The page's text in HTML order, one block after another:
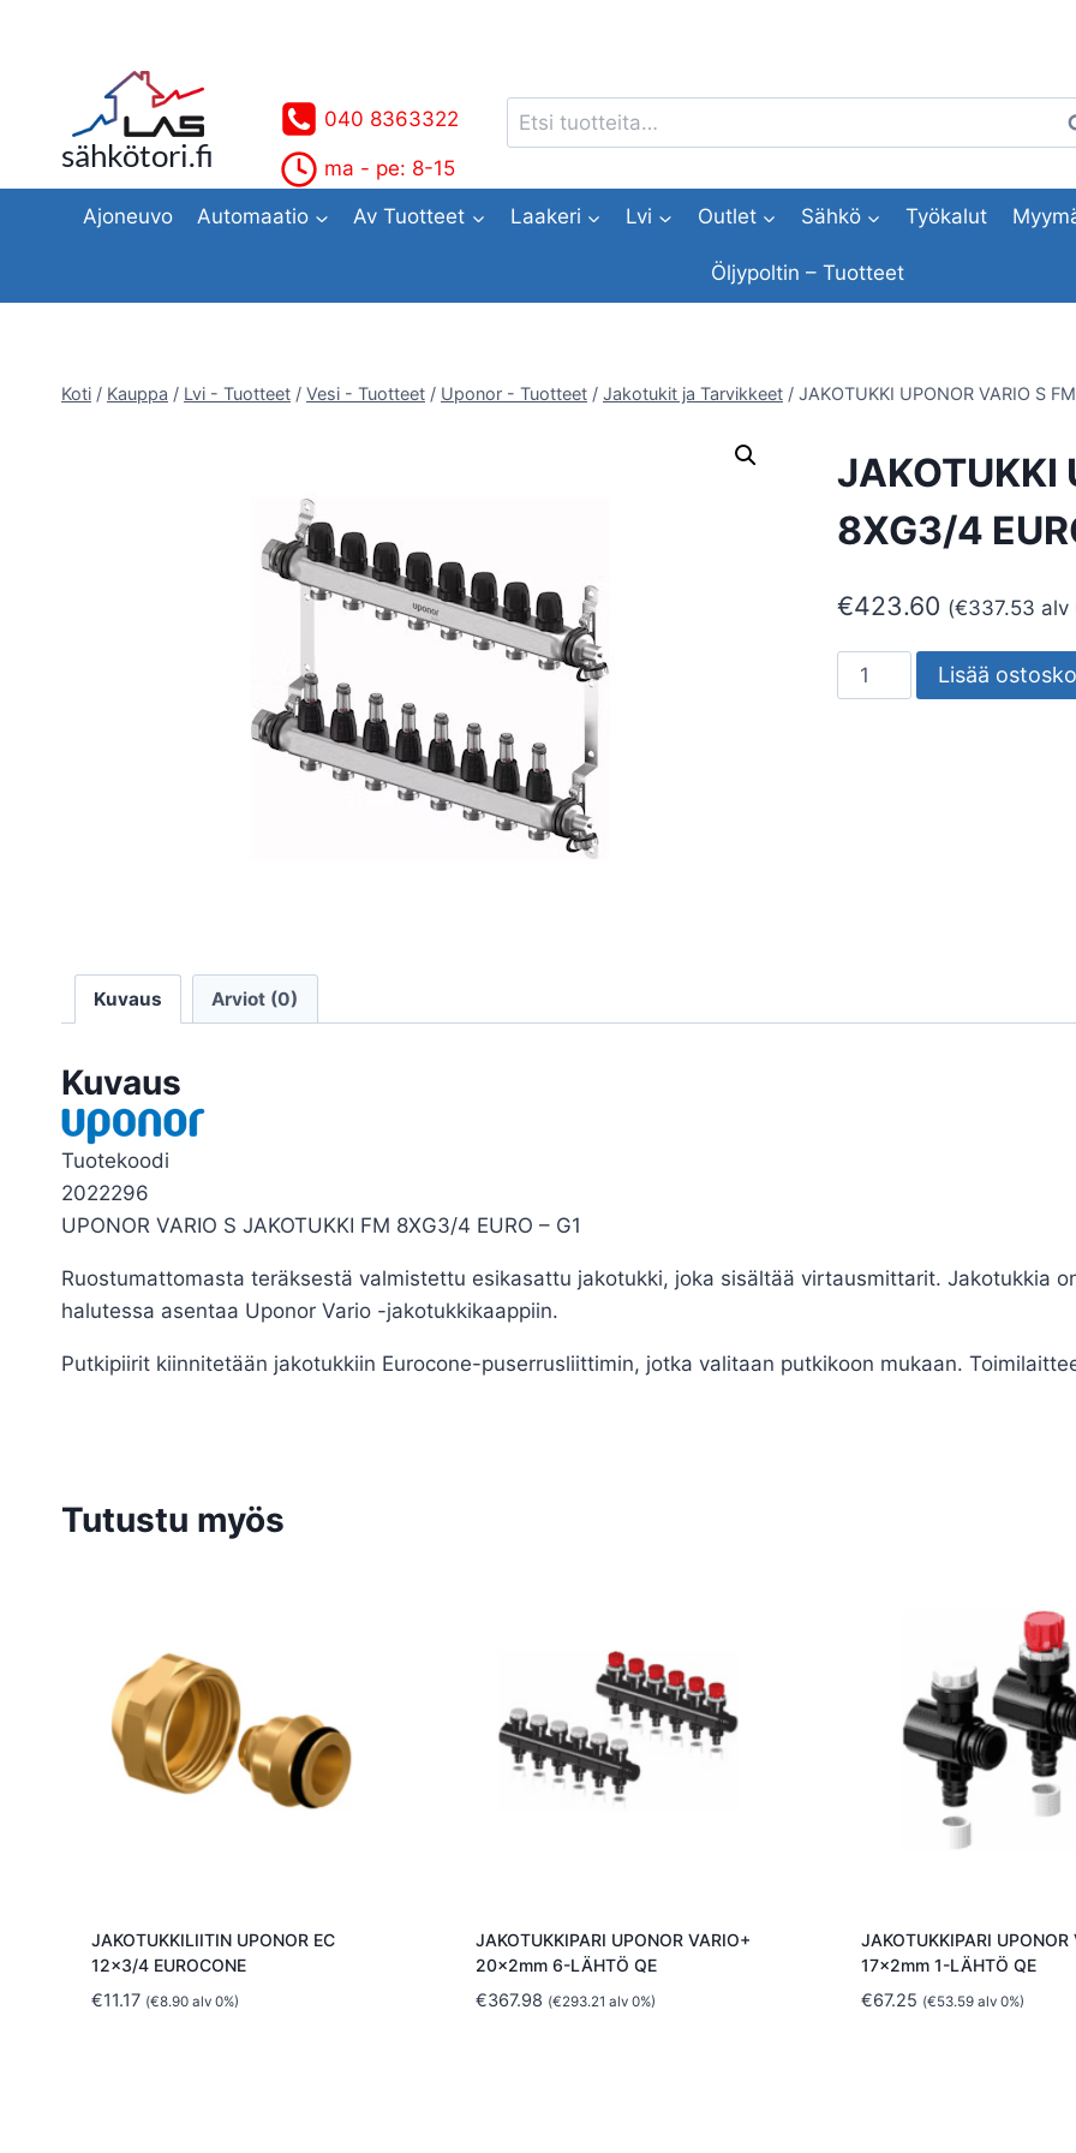
sähkötori.fi
040 8363322
ma - pe: 8-15
Etsi:
Ajoneuvo Automaatio Av Tuotteet Laakeri Lvi Outlet Sähkö Työkalut
Öljypoltin – Tuotteet
Koti / Kauppa / Lvi - Tuotteet / Vesi - Tuotteet / Uponor - Tuotteet / Jakotukit ja Tarvikkeet / JAKOTUKKI UPONOR VARIO S
JAKOTUKKI
8XG3/4
€423.60 (€337.53 alv
JAKOTUKKI
UPONOR
Lisää
Kuvaus Arviot (0)
Kuvaus
Tuotekoodi
2022296
UPONOR VARIO S JAKOTUKKI FM 8XG3/4 EURO – G1
Ruostumattomasta teräksestä valmistettu esikasattu jakotukki, joka sisältää virtausmittarit. Jakotukkia
halutessa asentaa Uponor Vario -jakotukkikaappiin.
Putkipiirit kiinnitetään jakotukkiin Eurocone-puserrusliittimin, jotka valitaan putkikoon mukaan.
Tutustu myös
JAKOTUKKILIITIN UPONOR EC
12×3/4 EUROCONE
€11.17 (€8.90alv 0%)
JAKOTUKKIPARI UPONOR VARIO+
20x2mm 6-LÄHTÖ QE
€367.98 (€293.21 alv 0%)
JAKOTUKKIPARI UPONOR
17x2mm 1-LÄHTÖ QE
€67.25 (€53.59alv 0%)